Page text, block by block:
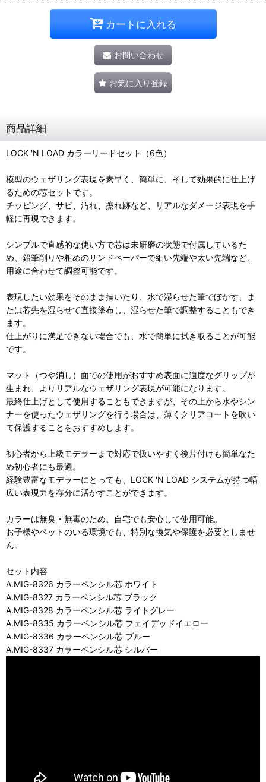
カートに入れる
お問い合わせ
お気に入り登録
商品詳細
LOCK 'N LOAD カラーリードセット（6色）
模型のウェザリング表現を素早く、簡単に、そして効果的に仕上げ
るための芯セットです。
チッピング、サビ、汚れ、擦れ跡など、リアルなダメージ表現を手
軽に再現できます。
シンプルで直感的な使い方で芯は未研磨の状態で付属しているた
め、鉛筆削りや粗めのサンドペーパーで細い先端や太い先端など、
用途に合わせて調整可能です。
表現したい効果をそのまま描いたり、水で湿らせた筆でぼかす、ま
たは芯先を湿らせて直接塗布し、湿らせた筆で調整することもでき
ます。
仕上がりに満足できない場合でも、水で簡単に拭き取ることが可能
です。
マット（つや消し）面での使用がおすすめ表面に適度なグリップが
生まれ、よりリアルなウェザリング表現が可能になります。
最終仕上げとして使用することもできますが、その上から水やシン
ナーを使ったウェザリングを行う場合は、薄くクリアコートを吹い
て保護することをおすすめします。
初心者から上級モデラーまで対応で扱いやすく後片付けも簡単なた
め初心者にも最適。
経験豊富なモデラーにとっても、LOCK 'N LOAD システムが持つ幅
広い表現力を存分に活かすことができます。
カラーは無臭・無毒のため、自宅でも安心して使用可能。
お子様やペットのいる環境でも、特別な換気や保護を必要としませ
ん。
セット内容
A.MIG-8326 カラーペンシル芯 ホワイト
A.MIG-8327 カラーペンシル芯 ブラック
A.MIG-8328 カラーペンシル芯 ライトグレー
A.MIG-8335 カラーペンシル芯 フェイデッドイエロー
A.MIG-8336 カラーペンシル芯 ブルー
A.MIG-8337 カラーペンシル芯 シルバー